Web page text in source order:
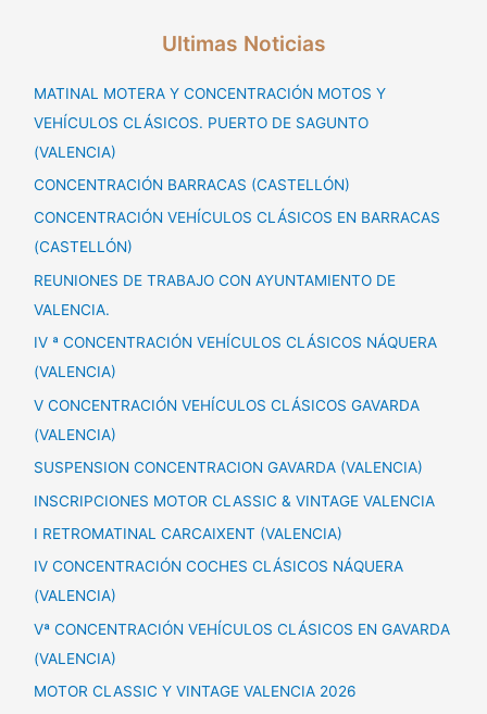
Ultimas Noticias
MATINAL MOTERA Y CONCENTRACIÓN MOTOS Y
VEHÍCULOS CLÁSICOS. PUERTO DE SAGUNTO
(VALENCIA)
CONCENTRACIÓN BARRACAS (CASTELLÓN)
CONCENTRACIÓN VEHÍCULOS CLÁSICOS EN BARRACAS
(CASTELLÓN)
REUNIONES DE TRABAJO CON AYUNTAMIENTO DE
VALENCIA.
IV ª CONCENTRACIÓN VEHÍCULOS CLÁSICOS NÁQUERA
(VALENCIA)
V CONCENTRACIÓN VEHÍCULOS CLÁSICOS GAVARDA
(VALENCIA)
SUSPENSION CONCENTRACION GAVARDA (VALENCIA)
INSCRIPCIONES MOTOR CLASSIC & VINTAGE VALENCIA
I RETROMATINAL CARCAIXENT (VALENCIA)
IV CONCENTRACIÓN COCHES CLÁSICOS NÁQUERA
(VALENCIA)
Vª CONCENTRACIÓN VEHÍCULOS CLÁSICOS EN GAVARDA
(VALENCIA)
MOTOR CLASSIC Y VINTAGE VALENCIA 2026